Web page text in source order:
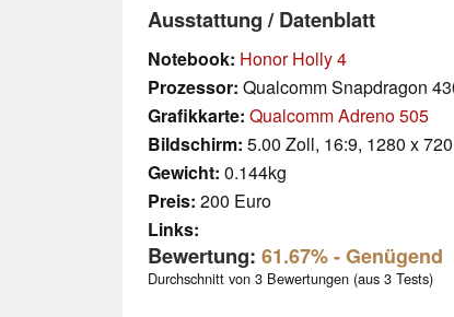
Ausstattung / Datenblatt
Notebook: Honor Holly 4
Prozessor: Qualcomm Snapdragon
Grafikkarte: Qualcomm Adreno 505
Bildschirm: 5.00 Zoll, 16:9, 1280 x
Gewicht: 0.144kg
Preis: 200 Euro
Links:
Bewertung: 61.67%- Genügend
Durchschnitt von 3 Bewertungen (aus 3 Tests)